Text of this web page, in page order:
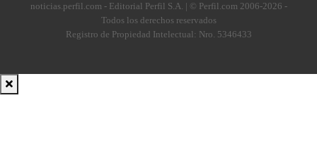
noticias.perfil.com - Editorial Perfil S.A. | © Perfil.com 2006-2026 -
Todos los derechos reservados
Registro de Propiedad Intelectual: Nro. 5346433